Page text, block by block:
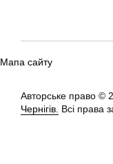
Мапа сайту
Авторське право ©
Чернігів. Всі права